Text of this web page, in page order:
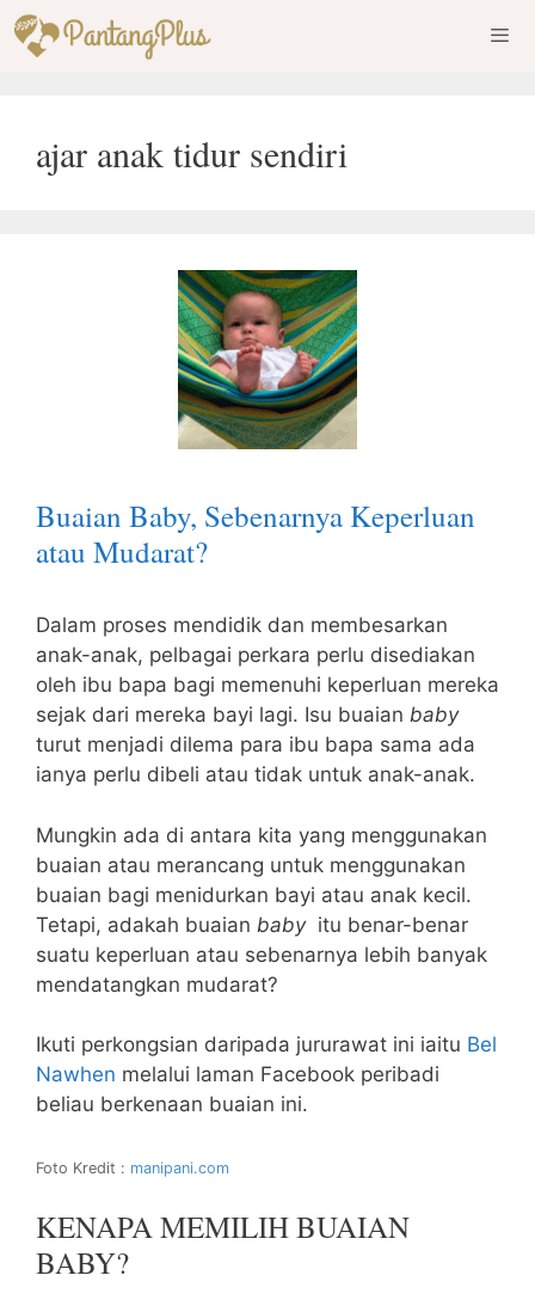
Skip
to
ajar anak tidur sendiri
Buaian Baby, Sebenarnya Keperluan
atau Mudarat?
Dalam proses mendidik dan membesarkan
anak-anak, pelbagai perkara perlu disediakan
oleh ibu bapa bagi memenuhi keperluan mereka
sejak dari mereka bayi lagi. Isu buaian baby
turut menjadi dilema para ibu bapa sama ada
ianya perlu dibeli atau tidak untuk anak-anak.
Mungkin ada di antara kita yang menggunakan
buaian atau merancang untuk menggunakan
buaian bagi menidurkan bayi atau anak kecil.
Tetapi, adakah buaian baby itu benar-benar
suatu keperluan atau sebenarnya lebih banyak
mendatangkan mudarat?
Ikuti perkongsian daripada jururawat ini iaitu Bel
Nawhen melalui laman Facebook peribadi
beliau berkenaan buaian ini.
Foto Kredit : manipani.com
KENAPA MEMILIH BUAIAN
BABY?